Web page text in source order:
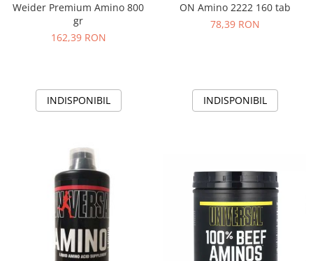
Weider Premium Amino 800
gr
162,39 RON
INDISPONIBIL
ON Amino 2222 160 tab
78,39 RON
INDISPONIBIL